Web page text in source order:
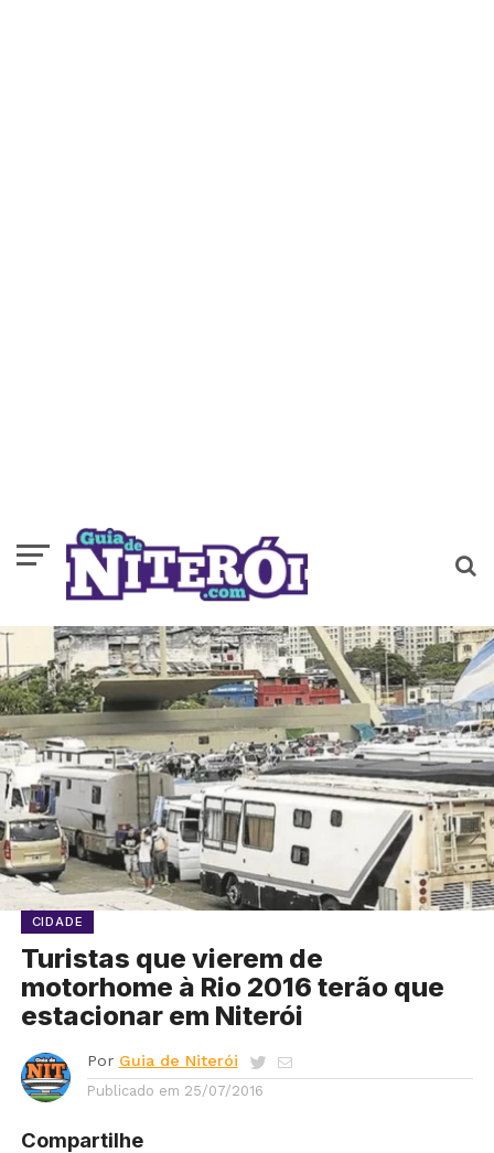
CIDADE
Turistas que vierem de
motorhome à Rio 2016 terão que
estacionar em Niterói
Por Guia de Niterói
Publicado em 25/07/2016
Compartilhe